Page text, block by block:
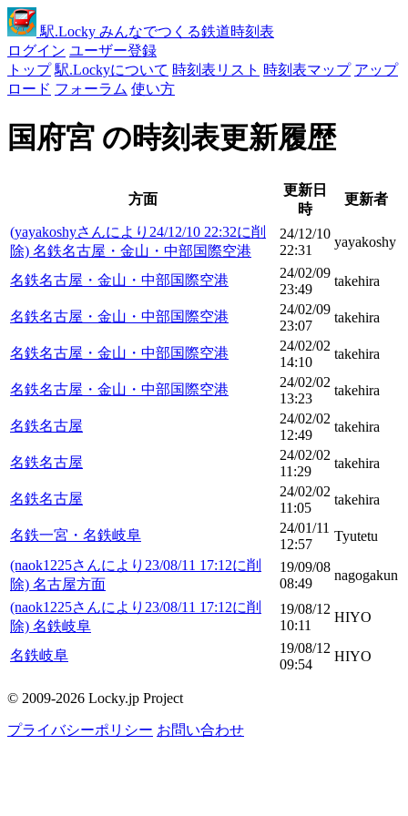
駅.Locky みんなでつくる鉄道時刻表
ログイン ユーザー登録
トップ 駅.Lockyについて 時刻表リスト 時刻表マップ アップ
ロード フォーラム 使い方
国府宮 の時刻表更新履歴
方面
更新日
時
更新者
(yayakoshyさんにより24/12/10 22:32に削
除) 名鉄名古屋・金山・中部国際空港
24/12/10
22:31
yayakoshy
名鉄名古屋・金山・中部国際空港
24/02/09
23:49
takehira
名鉄名古屋・金山・中部国際空港
24/02/09
23:07
takehira
名鉄名古屋・金山・中部国際空港
24/02/02
14:10
takehira
名鉄名古屋・金山・中部国際空港
24/02/02
13:23
takehira
名鉄名古屋
24/02/02
12:49
takehira
名鉄名古屋
24/02/02
11:29
takehira
名鉄名古屋
24/02/02
11:05
takehira
名鉄一宮・名鉄岐阜
24/01/11
12:57
Tyutetu
(naok1225さんにより23/08/11 17:12に削
除) 名古屋方面
19/09/08
08:49
nagogakun
(naok1225さんにより23/08/11 17:12に削
除) 名鉄岐阜
19/08/12
10:11
HIYO
名鉄岐阜
19/08/12
09:54
HIYO
© 2009-2026 Locky.jp Project
プライバシーポリシー お問い合わせ